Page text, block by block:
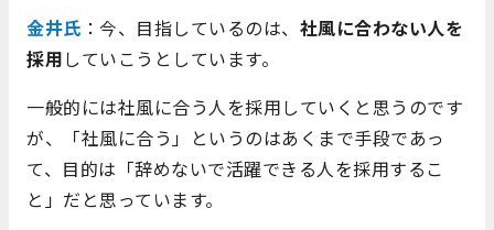
金井氏 ：今、目指しているのは、 社風に合わない人を
採用していこうとしています。
一般的には社風に合う人を採用していくと思うのです
が、「社風に合う」というのはあくまで手段であっ
て、目的は「辞めないで活躍できる人を採用するこ
と」だと思っています。